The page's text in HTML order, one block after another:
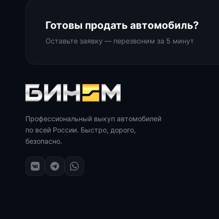
Готовы продать автомобиль?
Оставьте заявку — перезвоним за 5 минут
Профессиональный выкуп автомобилей
по всей России. Быстро, дорого,
безопасно.